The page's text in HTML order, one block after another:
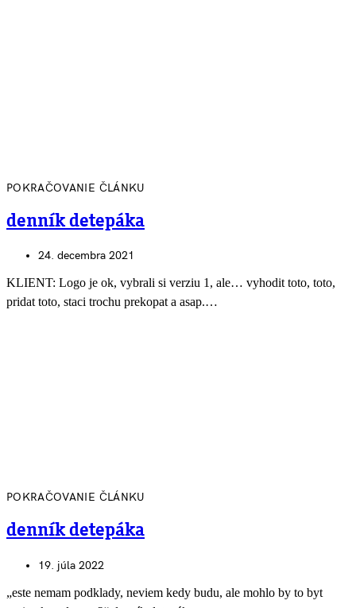
POKRAČOVANIE ČLÁNKU
denník detepáka
24. decembra 2021
KLIENT: Logo je ok, vybrali si verziu 1, ale… vyhodit toto, toto,
pridat toto, staci trochu prekopat a asap.…
POKRAČOVANIE ČLÁNKU
denník detepáka
19. júla 2022
„este nemam podklady, neviem kedy budu, ale mohlo by to byt